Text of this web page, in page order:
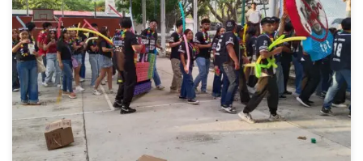
significativa actividad realizada por estudiantes de la generación
2022–2026, quienes, a través de una expresión simbólica,
conmemoraron el cierre de su proceso formativo próximo a
concluir en julio de 2026. Durante el evento, las y los participantes
manifestaron su identidad como comunidad normalista mediante
dinámicas llenas de creatividad, compañerismo y sentido de
pertenencia, fortaleciendo los lazos construidos a lo largo de su
formación académica. Estas acciones reflejan el compromiso
institucional de fomentar espacios que promuevan […]